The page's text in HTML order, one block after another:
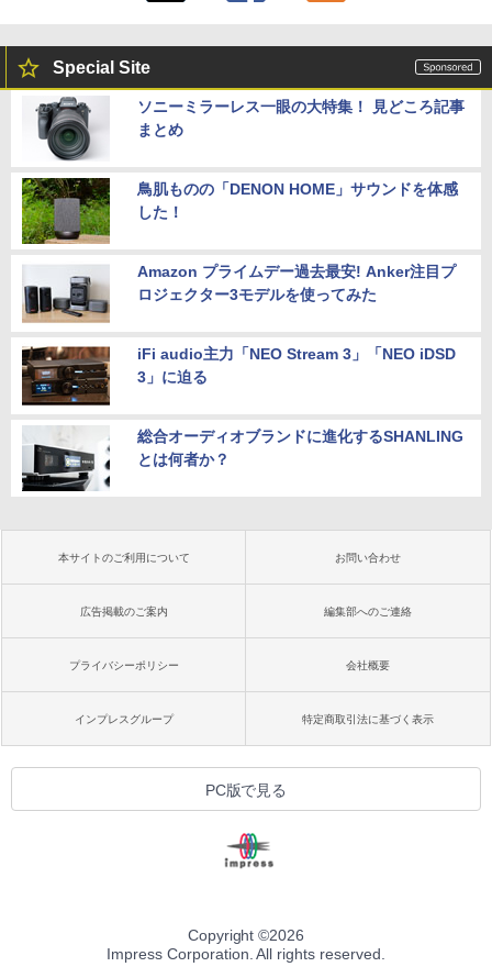
Special Site
ソニーミラーレス一眼の大特集！ 見どころ記事
まとめ
鳥肌ものの「DENON HOME」サウンドを体感
した！
Amazon プライムデー過去最安! Anker注目プ
ロジェクター3モデルを使ってみた
iFi audio主力「NEO Stream 3」「NEO iDSD
3」に迫る
総合オーディオブランドに進化するSHANLING
とは何者か？
本サイトのご利用について お問い合わせ
広告掲載のご案内 編集部へのご連絡
プライバシーポリシー 会社概要
インプレスグループ 特定商取引法に基づく表示
PC版で見る
Copyright ©2026
Impress Corporation. All rights reserved.